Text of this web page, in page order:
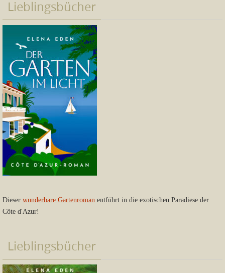
Lieblingsbücher
Dieser wunderbare Gartenroman entführt in die exotischen Paradiese der
Côte d'Azur!
Lieblingsbücher